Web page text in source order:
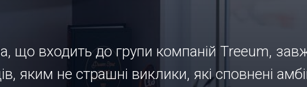
що входить до групи компаній Treeum,
яким не страшні виклики, які сповнені